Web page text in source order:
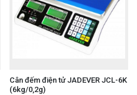
Cân đếm điện tử JADEVER JCL-6K
(6kg/0,2g)